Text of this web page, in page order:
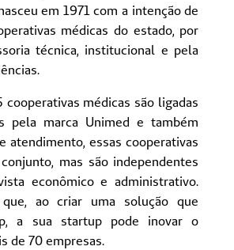
em 1971 com a intenção de
médicas do estado, por
técnica, institucional e pela
cooperativas médicas são ligadas
pela marca Unimed e também
atendimento, essas cooperativas
mas são independentes
econômico e administrativo.
ao criar uma solução que
a sua startup pode inovar o
de 70 empresas.